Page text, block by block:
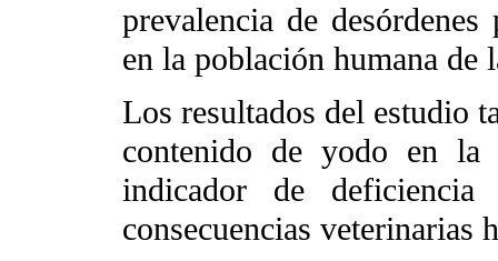
prevalencia de
en la población humana de
Los resultados del estudio
contenido de yodo en
indicador de
consecuencias veterinarias